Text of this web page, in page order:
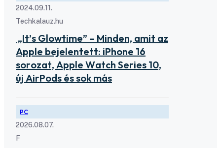
2024.09.11.
Techkalauz.hu
„It’s Glowtime” – Minden, amit az
Apple bejelentett: iPhone 16
sorozat, Apple Watch Series 10,
új AirPods és sok más
PC
2026.08.07.
F